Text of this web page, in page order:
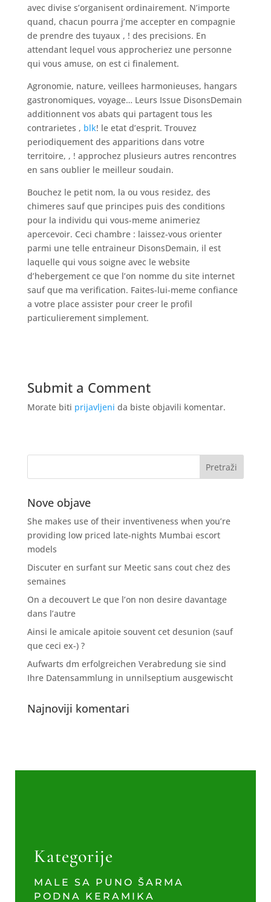
avec divise s’organisent ordinairement. N’importe
quand, chacun pourra j’me accepter en compagnie
de prendre des tuyaux , ! des precisions. En
attendant lequel vous approcheriez une personne
qui vous amuse, on est ci finalement.
Agronomie, nature, veillees harmonieuses, hangars
gastronomiques, voyage… Leurs Issue DisonsDemain
additionnent vos abats qui partagent tous les
contrarietes , blk! le etat d’esprit. Trouvez
periodiquement des apparitions dans votre
territoire, , ! approchez plusieurs autres rencontres
en sans oublier le meilleur soudain.
Bouchez le petit nom, la ou vous residez, des
chimeres sauf que principes puis des conditions
pour la individu qui vous-meme animeriez
apercevoir. Ceci chambre : laissez-vous orienter
parmi une telle entraineur DisonsDemain, il est
laquelle qui vous soigne avec le website
d’hebergement ce que l’on nomme du site internet
sauf que ma verification. Faites-lui-meme confiance
a votre place assister pour creer le profil
particulierement simplement.
Submit a Comment
Morate biti prijavljeni da biste objavili komentar.
Nove objave
She makes use of their inventiveness when you’re
providing low priced late-nights Mumbai escort
models
Discuter en surfant sur Meetic sans cout chez des
semaines
On a decouvert Le que l’on non desire davantage
dans l’autre
Ainsi le amicale apitoie souvent cet desunion (sauf
que ceci ex-) ?
Aufwarts dm erfolgreichen Verabredung sie sind
Ihre Datensammlung in unnilseptium ausgewischt
Najnoviji komentari
Kategorije
MALE SA PUNO ŠARMA
PODNA KERAMIKA